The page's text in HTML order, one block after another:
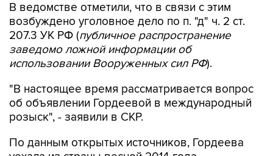
В ведомстве отметили, что в связи с этим
возбуждено уголовное дело по п. "д" ч. 2 ст.
207.3 УК РФ (публичное распространение
заведомо ложной информации об
использовании Вооруженных сил РФ).
"В настоящее время рассматривается вопрос
об объявлении Гордеевой в международный
розыск", - заявили в СКР.
По данным открытых источников, Гордеева